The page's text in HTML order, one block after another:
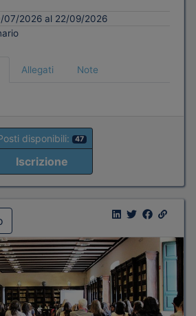
07/2026 al 22/09/2026
Allegati
Note
disponibili: 47
Iscrizione